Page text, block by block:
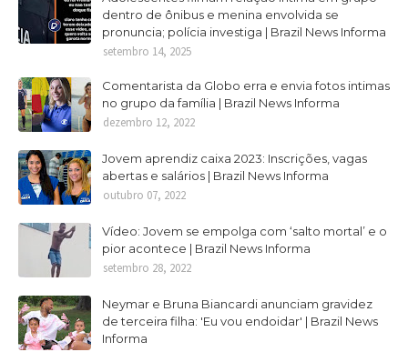
dentro de ônibus e menina envolvida se
pronuncia; polícia investiga | Brazil News Informa
setembro 14, 2025
Comentarista da Globo erra e envia fotos intimas
no grupo da família | Brazil News Informa
dezembro 12, 2022
Jovem aprendiz caixa 2023: Inscrições, vagas
abertas e salários | Brazil News Informa
outubro 07, 2022
Vídeo: Jovem se empolga com ‘salto mortal’ e o
pior acontece | Brazil News Informa
setembro 28, 2022
Neymar e Bruna Biancardi anunciam gravidez
de terceira filha: 'Eu vou endoidar' | Brazil News
Informa